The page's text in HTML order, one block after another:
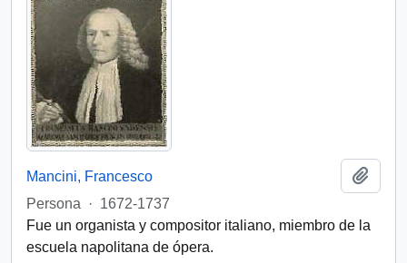
Mancini, Francesco
Persona
· 1672-1737
Fue un organista y compositor italiano, miembro de la
escuela napolitana de ópera.